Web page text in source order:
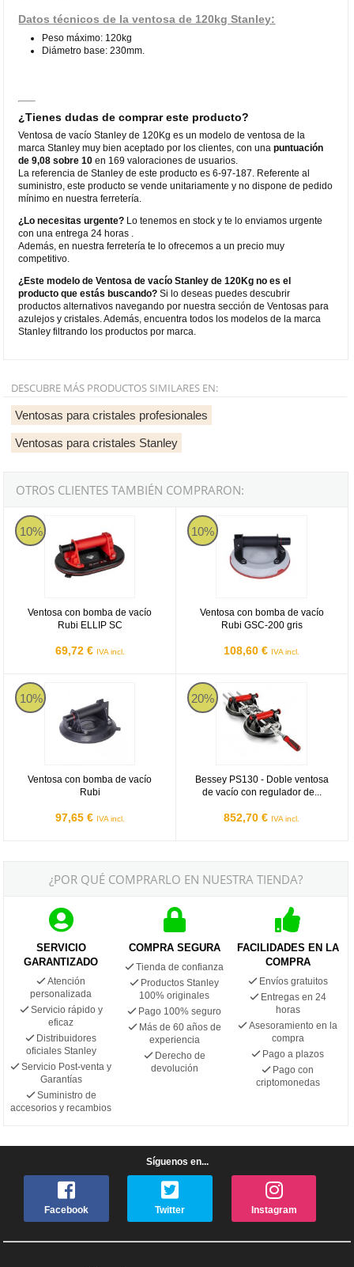
Datos técnicos de la ventosa de 120kg Stanley:
Peso máximo: 120kg
Diámetro base: 230mm.
¿Tienes dudas de comprar este producto?
Ventosa de vacío Stanley de 120Kg es un modelo de ventosa de la
marca Stanley muy bien aceptado por los clientes, con unapuntuación
de 9,08 sobre 10 en 169 valoraciones de usuarios.
La referencia de Stanley de este producto es 6-97-187. Referente al
suministro, este producto se vende unitariamente y no dispone de pedido
mínimo en nuestra ferretería.
¿Lo necesitas urgente? Lo tenemos en stock y te lo enviamos urgente
con una entrega 24 horas .
Además, en nuestra ferretería te lo ofrecemos a un precio muy
competitivo.
¿Este modelo de Ventosa de vacío Stanley de 120Kg no es el
producto que estás buscando? Si lo deseas puedes descubrir
productos alternativos navegando por nuestra sección de Ventosas para
azulejos y cristales. Además, encuentra todos los modelos de la marca
Stanley filtrando los productos por marca.
DESCUBRE MÁS PRODUCTOS SIMILARES EN:
Ventosas para cristales profesionales
Ventosas para cristales Stanley
OTROS CLIENTES TAMBIÉN COMPRARON:
10%
Ventosa con bomba de vacío
Rubi ELLIP SC
69,72 € IVA incl.
Ventosa con bomba de vacío Rubi ELLIP SC
10%
Ventosa con bomba de vacío
Rubi GSC-200 gris
108,60 € IVA incl.
Ventosa con bomba de vacío
10%
Ventosa con bomba de vacío
Rubi
97,65 € IVA incl.
Ventosa con bomba de vacío Rubi
20%
Bessey PS130 - Doble ventosa
de vacío con regulador de...
852,70 € IVA incl.
Bessey PS130 - Doble ventosa
¿POR QUÉ COMPRARLO EN NUESTRA TIENDA?
SERVICIO
GARANTIZADO
Atención
personalizada
Servicio rápido y
eficaz
Distribuidores
oficiales Stanley
Servicio Post-venta y
Garantías
Suministro de
accesorios y recambios
COMPRA SEGURA
Tienda de confianza
Productos Stanley
100% originales
Pago 100% seguro
Más de 60 años de
experiencia
Derecho de
devolución
FACILIDADES EN LA
COMPRA
Envíos gratuitos
Entregas en 24
horas
Asesoramiento en la
compra
Pago a plazos
Pago con
criptomonedas
Síguenos en...
Facebook Twitter Instagram